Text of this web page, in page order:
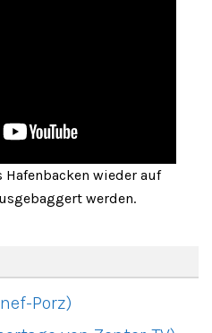
Hafenbacken wieder auf
werden.
Porz)